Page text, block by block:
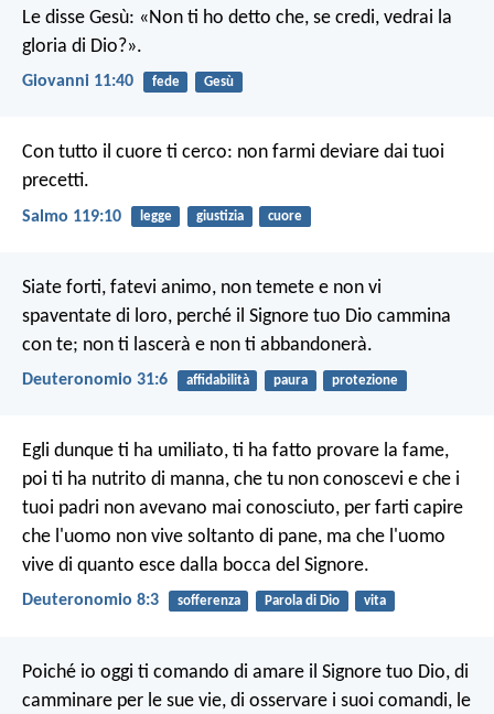
Le disse Gesù: «Non ti ho detto che, se credi, vedrai la
gloria di Dio?».
Giovanni 11:40 fede Gesù
Con tutto il cuore ti cerco: non farmi deviare dai tuoi
precetti.
Salmo 119:10 legge giustizia cuore
Siate forti, fatevi animo, non temete e non vi
spaventate di loro, perché il Signore tuo Dio cammina
con te; non ti lascerà e non ti abbandonerà.
Deuteronomio 31:6 affidabilità paura protezione
Egli dunque ti ha umiliato, ti ha fatto provare la fame,
poi ti ha nutrito di manna, che tu non conoscevi e che i
tuoi padri non avevano mai conosciuto, per farti capire
che l'uomo non vive soltanto di pane, ma che l'uomo
vive di quanto esce dalla bocca del Signore.
Deuteronomio 8:3 sofferenza Parola di Dio vita
Poiché io oggi ti comando di amare il Signore tuo Dio, di
camminare per le sue vie, di osservare i suoi comandi, le